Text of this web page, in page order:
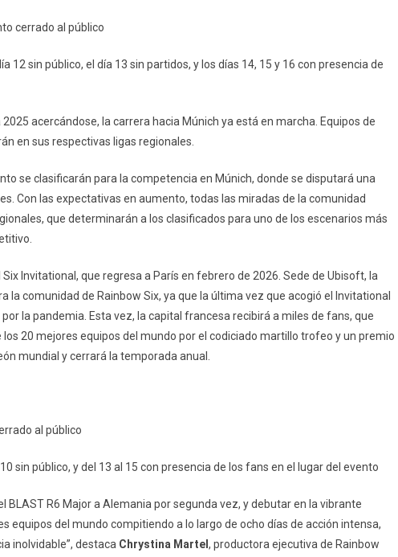
cerrado al público
12 sin público, el día 13 sin partidos, y los días 14, 15 y 16 con presencia de
acercándose, la carrera hacia Múnich ya está en marcha. Equipos de
en sus respectivas ligas regionales.
se clasificarán para la competencia en Múnich, donde se disputará una
Con las expectativas en aumento, todas las miradas de la comunidad
que determinarán a los clasificados para uno de los escenarios más
Invitational, que regresa a París en febrero de 2026. Sede de Ubisoft, la
la comunidad de Rainbow Six, ya que la última vez que acogió el Invitational
la pandemia. Esta vez, la capital francesa recibirá a miles de fans, que
20 mejores equipos del mundo por el codiciado martillo trofeo y un premio
mundial y cerrará la temporada anual.
al público
sin público, y del 13 al 15 con presencia de los fans en el lugar del evento
BLAST R6 Major a Alemania por segunda vez, y debutar en la vibrante
equipos del mundo compitiendo a lo largo de ocho días de acción intensa,
inolvidable”, destaca Chrystina Martel , productora ejecutiva de Rainbow